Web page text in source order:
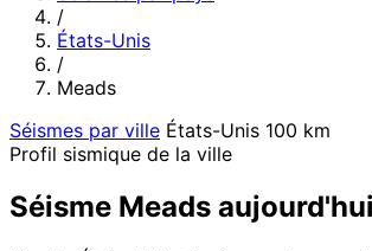
/
États-Unis
/
Meads
Séismes par ville États-Unis 100 km
Profil sismique de la ville
Séisme Meads aujourd'hui